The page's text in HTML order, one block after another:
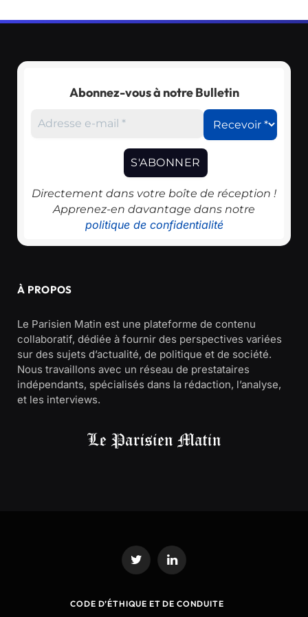
Abonnez-vous à notre Bulletin
Directement dans votre boîte de réception !
Apprenez-en davantage dans notre
politique de confidentialité
À PROPOS
Le Parisien Matin est une plateforme de contenu
collaboratif, dédiée à fournir des perspectives variées
sur des sujets d’actualité, de politique et de société.
Nous travaillons avec un réseau de prestataires
indépendants, spécialisés dans la rédaction, l’analyse,
et les interviews.
Twitter LinkedIn
CODE D’ÉTHIQUE ET DE CONDUITE